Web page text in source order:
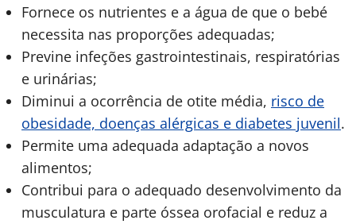
Fornece os nutrientes e a água de que o bebé
necessita nas proporções adequadas;
Previne infeções gastrointestinais, respiratórias
e urinárias;
Diminui a ocorrência de otite média, risco de
obesidade, doenças alérgicas e diabetes juvenil.
Permite uma adequada adaptação a novos
alimentos;
Contribui para o adequado desenvolvimento da
musculatura e parte óssea orofacial e reduz a